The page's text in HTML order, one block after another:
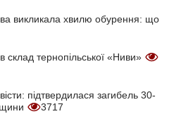
викликала хвилю обурення: що
склад тернопільської «Ниви»
підтвердилася загибель 30-
3717